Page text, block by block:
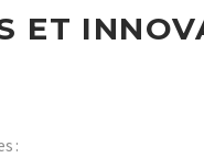
ET
: